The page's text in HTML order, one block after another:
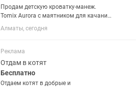
Продам детскую кроватку-манеж.
Tomix Aurora с маятником для качания,
на колесиках, со съемной стенкой.
Пользовались только круглым
Алматы, сегодня
Реклама
Отдам в котят
Бесплатно
Отдаем котят в добрые и